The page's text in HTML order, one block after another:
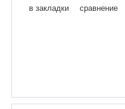
в закладки сравнение